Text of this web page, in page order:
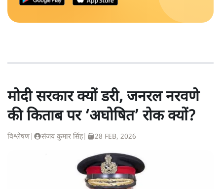
मोदी सरकार क्यों डरी, जनरल नरवणे
की किताब पर ‘अघोषित’ रोक क्यों?
विश्लेषण| संजय कुमार सिंह| 28 FEB, 2026